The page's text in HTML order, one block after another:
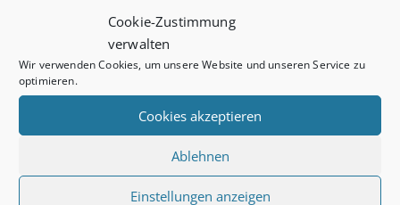
Cookie-Zustimmung
verwalten
Wir verwenden Cookies, um unsere Website und unseren Service zu
optimieren.
Cookies akzeptieren
Ablehnen
Einstellungen anzeigen
Deine E-Mail-Adresse wird nicht veröffentlicht.
Erforderliche Felder sind mit
Kommentar*